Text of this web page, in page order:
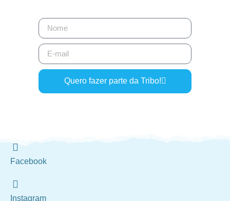
Quero fazer parte da Tribo!
Facebook
Instagram